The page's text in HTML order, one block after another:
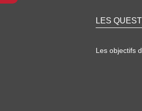
LES
Les objectifs